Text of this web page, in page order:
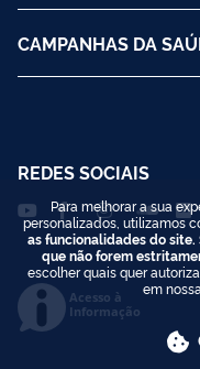
CAMPANHAS DA
REDES SOCIAIS
Acesso à
Informação
Para melhorar a sua
personalizados, utilizamos
as funcionalidades do site.
que não forem
escolher quais quer
em nossa